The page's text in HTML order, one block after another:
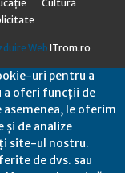
Cultură
Web ITrom.ro
uri pentru a
a oferi funcții de
asemenea, le oferim
și de analize
site-ul nostru.
de dvs. sau